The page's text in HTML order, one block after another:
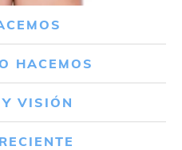
HACEMOS
VISIÓN